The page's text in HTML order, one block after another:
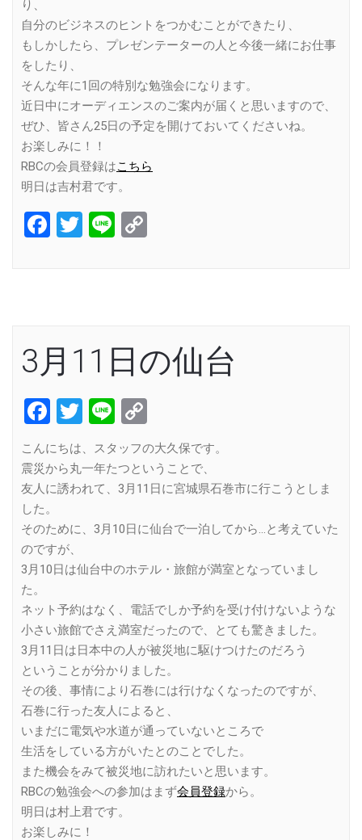
り、
自分のビジネスのヒントをつかむことができたり、
もしかしたら、プレゼンテーターの人と今後一緒にお仕事
をしたり、
そんな年に1回の特別な勉強会になります。
近日中にオーディエンスのご案内が届くと思いますので、
ぜひ、皆さん25日の予定を開けておいてくださいね。
お楽しみに！！
RBCの会員登録はこちら
明日は吉村君です。
Facebook
Twitter
Line
3月11日の仙台
Facebook
Twitter
Line
Link
こんにちは、スタッフの大久保です。
震災から丸一年たつということで、
友人に誘われて、3月11日に宮城県石巻市に行こうとしま
した。
そのために、3月10日に仙台で一泊してから…と考えていた
のですが、
3月10日は仙台中のホテル・旅館が満室となっていまし
た。
ネット予約はなく、電話でしか予約を受け付けないような
小さい旅館でさえ満室だったので、とても驚きました。
3月11日は日本中の人が被災地に駆けつけたのだろう
ということが分かりました。
その後、事情により石巻には行けなくなったのですが、
石巻に行った友人によると、
いまだに電気や水道が通っていないところで
生活をしている方がいたとのことでした。
また機会をみて被災地に訪れたいと思います。
RBCの勉強会への参加はまず会員登録から。
明日は村上君です。
お楽しみに！